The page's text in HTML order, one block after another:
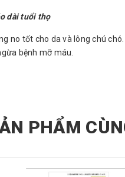
dài tuổi thọ
no tốt cho da và lông chú
bệnh mỡ máu.
PHẨM